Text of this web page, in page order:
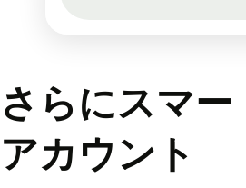
さらにスマ
アカウント